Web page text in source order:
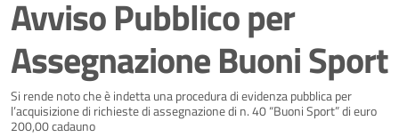
Avviso Pubblico per
Assegnazione Buoni Sport
Dettagli della notizia
Si rende noto che è indetta una procedura di evidenza pubblica per
l’acquisizione di richieste di assegnazione di n. 40 “Buoni Sport” di euro
200,00 cadauno